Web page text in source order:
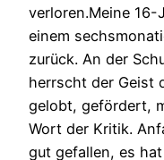
verloren.Meine 16-
einem
zurück. An der
herrscht der Geist
gelobt, gefördert,
Wort der Kritik.
gut gefallen, es